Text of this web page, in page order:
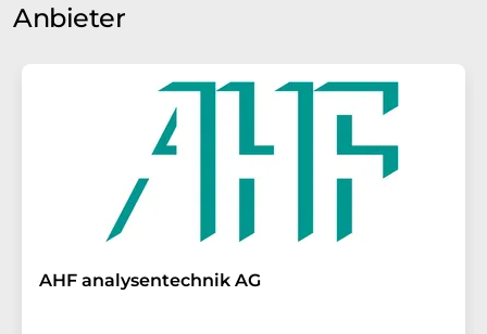
Anbieter
AHF analysentechnik AG